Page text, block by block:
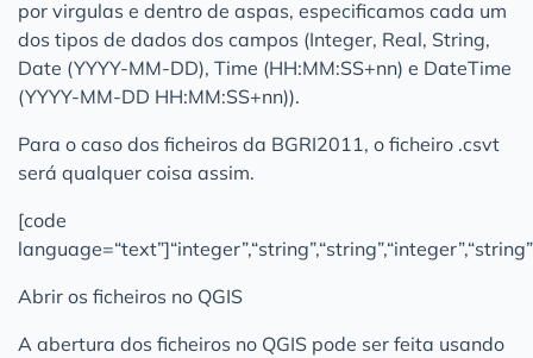
por virgulas e dentro de aspas, especificamos cada um
dos tipos de dados dos campos (Integer, Real, String,
Date (YYYY-MM-DD), Time (HH:MM:SS+nn) e DateTime
(YYYY-MM-DD HH:MM:SS+nn)).
Para o caso dos ficheiros da BGRI2011, o ficheiro .csvt
será qualquer coisa assim.
[code
Abrir os ficheiros no QGIS
A abertura dos ficheiros no QGIS pode ser feita usando